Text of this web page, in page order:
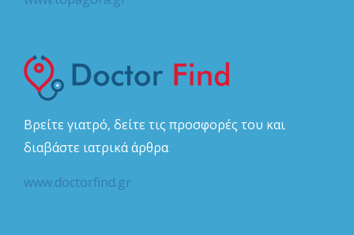
Βρείτε γιατρό, δείτε τις προσφορές του και
διαβάστε ιατρικά άρθρα
www.doctorfind.gr